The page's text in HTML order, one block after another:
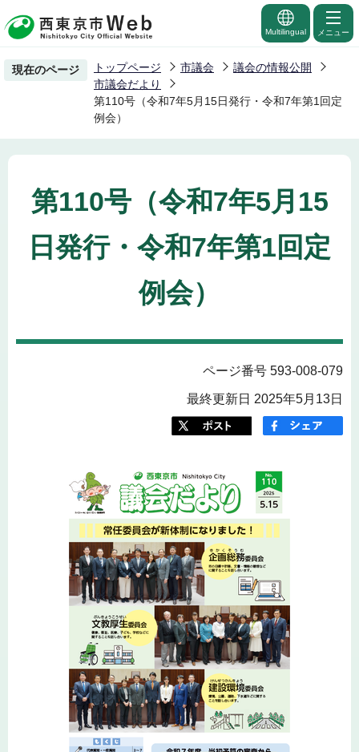
の
ー
先
頭
Multilingual メニュー
現在のページ トップページ 市議会
議会の情報公開
市議会だより
第110号（令和7年5月15日発行・令和7年第1回定
例会）
第110号（令和7年5月15
日発行・令和7年第1回定
例会）
ページ番号 593-008-079
最終更新日 2025年5月13日